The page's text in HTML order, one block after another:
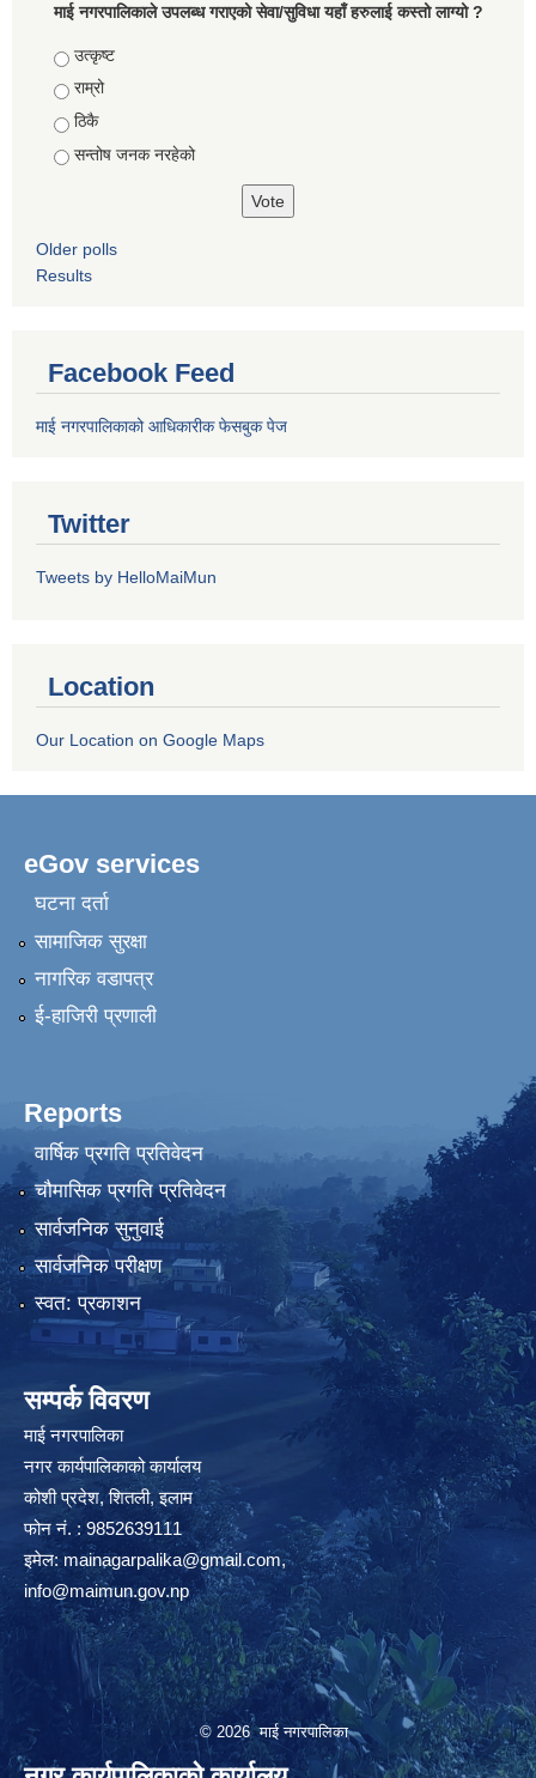
माई नगरपालिकाले उपलब्ध गराएको सेवा/सुविधा यहाँ हरुलाई कस्तो लाग्यो ?
Choices
उत्कृष्ट
राम्रो
ठिकै
सन्तोष जनक नरहेको
Older polls
Results
Facebook Feed
माई नगरपालिकाको आधिकारीक फेसबुक पेज
Twitter
Tweets by HelloMaiMun
Location
Our Location on Google Maps
eGov services
घटना दर्ता
सामाजिक सुरक्षा
नागरिक वडापत्र
ई-हाजिरी प्रणाली
Reports
वार्षिक प्रगति प्रतिवेदन
चौमासिक प्रगति प्रतिवेदन
सार्वजनिक सुनुवाई
सार्वजनिक परीक्षण
स्वत: प्रकाशन
सम्पर्क विवरण
माई नगरपालिका
नगर कार्यपालिकाको कार्यालय
कोशी प्रदेश, शितली, इलाम
फोन नं. : 9852639111
इमेल:mainagarpalika@gmail.com,
info@maimun.gov.np
© 2026 माई नगरपालिका